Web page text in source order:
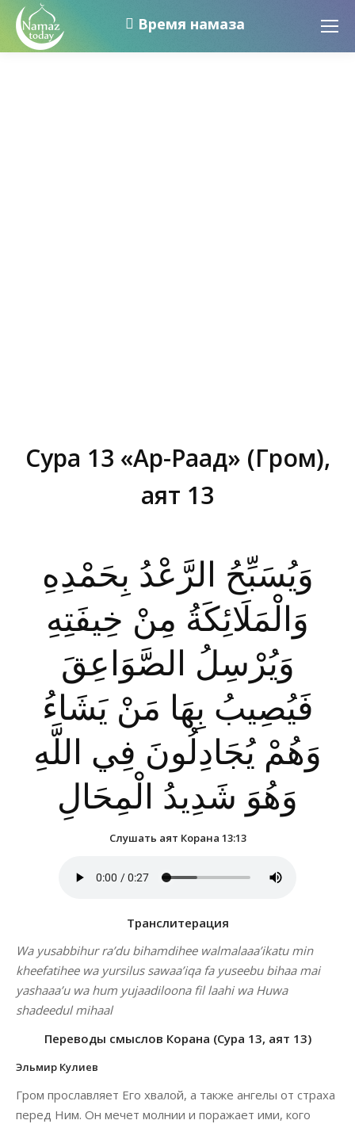
Время намаза
Сура 13 «Ар-Раад» (Гром),
аят 13
وَيُسَبِّحُ الرَّعْدُ بِحَمْدِهِ
وَالْمَلَائِكَةُ مِنْ خِيفَتِهِ
وَيُرْسِلُ الصَّوَاعِقَ
فَيُصِيبُ بِهَا مَنْ يَشَاءُ
وَهُمْ يُجَادِلُونَ فِي اللَّهِ
وَهُوَ شَدِيدُ الْمِحَالِ
Слушать аят Корана 13:13
Транслитерация
Wa yusabbihur ra’du bihamdihee walmalaaa’ikatu min
kheefatihee wa yursilus sawaa’iqa fa yuseebu bihaa mai
yashaaa’u wa hum yujaadiloona fil laahi wa Huwa
shadeedul mihaal
Переводы смыслов Корана (Сура 13, аят 13)
Эльмир Кулиев
Гром прославляет Его хвалой, а также ангелы от страха
перед Ним. Он мечет молнии и поражает ими, кого